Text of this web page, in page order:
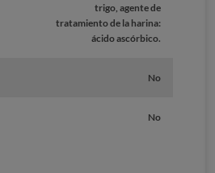
trigo, agente de
tratamiento de la harina:
ácido ascórbico.
No
No